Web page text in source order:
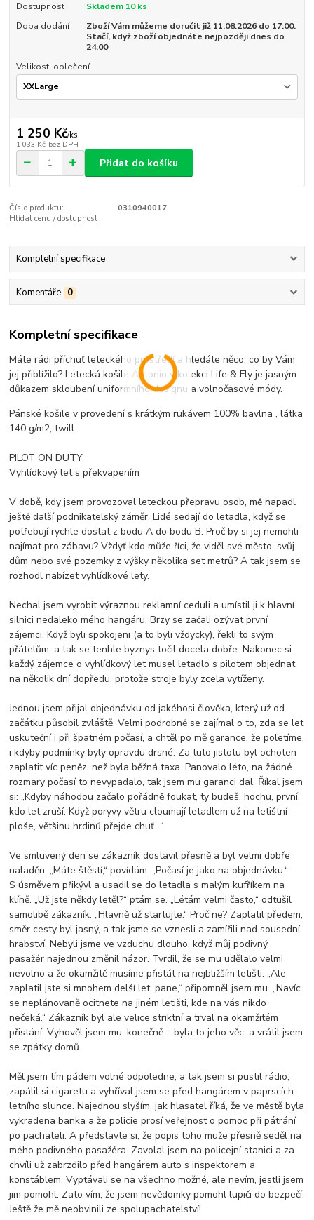
Dostupnost
Skladem 10 ks
Doba dodání
Zboží Vám můžeme doručit již 11.08.2026 do 17:00.
Stačí, když zboží objednáte nejpozději dnes do
24:00
Velikosti oblečení
1 250 Kč/ks
1 033 Kč bez DPH
Přidat do košíku
Číslo produktu:
0310940017
Hlídat cenu / dostupnost
Kompletní specifikace
Komentáře 0
Kompletní specifikace
Máte rádi příchuť leteckého prostředí a hledáte něco, co by Vám
jej přiblížilo? Letecká košile Antonio v kolekci Life & Fly je jasným
důkazem skloubení uniformního designu a volnočasové módy.
Pánské košile v provedení s krátkým rukávem 100% bavlna , látka
140 g/m2, twill
PILOT ON DUTY
Vyhlídkový let s překvapením
V době, kdy jsem provozoval leteckou přepravu osob, mě napadl
ještě další podnikatelský záměr. Lidé sedají do letadla, když se
potřebují rychle dostat z bodu A do bodu B. Proč by si jej nemohli
najímat pro zábavu? Vždyť kdo může říci, že viděl své město, svůj
dům nebo své pozemky z výšky několika set metrů? A tak jsem se
rozhodl nabízet vyhlídkové lety.
Nechal jsem vyrobit výraznou reklamní ceduli a umístil ji k hlavní
silnici nedaleko mého hangáru. Brzy se začali ozývat první
zájemci. Když byli spokojeni (a to byli vždycky), řekli to svým
přátelům, a tak se tenhle byznys točil docela dobře. Nakonec si
každý zájemce o vyhlídkový let musel letadlo s pilotem objednat
na několik dní dopředu, protože stroje byly zcela vytíženy.
Jednou jsem přijal objednávku od jakéhosi člověka, který už od
začátku působil zvláště. Velmi podrobně se zajímal o to, zda se let
uskuteční i při špatném počasí, a chtěl po mě garance, že poletíme,
i kdyby podmínky byly opravdu drsné. Za tuto jistotu byl ochoten
zaplatit víc peněz, než byla běžná taxa. Panovalo léto, na žádné
rozmary počasí to nevypadalo, tak jsem mu garanci dal. Říkal jsem
si: „Kdyby náhodou začalo pořádně foukat, ty budeš, hochu, první,
kdo let zruší. Když poryvy větru cloumají letadlem už na letištní
ploše, většinu hrdinů přejde chuť…“
Ve smluvený den se zákazník dostavil přesně a byl velmi dobře
naladěn. „Máte štěstí,“ povídám. „Počasí je jako na objednávku.“
S úsměvem přikývl a usadil se do letadla s malým kufříkem na
klíně. „Už jste někdy letěl?“ ptám se. „Létám velmi často,“ odtušil
samolibě zákazník. „Hlavně už startujte.“ Proč ne? Zaplatil předem,
směr cesty byl jasný, a tak jsme se vznesli a zamířili nad sousední
hrabství. Nebyli jsme ve vzduchu dlouho, když můj podivný
pasažér najednou změnil názor. Tvrdil, že se mu udělalo velmi
nevolno a že okamžitě musíme přistát na nejbližším letišti. „Ale
zaplatil jste si mnohem delší let, pane,“ připomněl jsem mu. „Navíc
se neplánovaně ocitnete na jiném letišti, kde na vás nikdo
nečeká.“ Zákazník byl ale velice striktní a trval na okamžitém
přistání. Vyhověl jsem mu, konečně – byla to jeho věc, a vrátil jsem
se zpátky domů.
Měl jsem tím pádem volné odpoledne, a tak jsem si pustil rádio,
zapálil si cigaretu a vyhříval jsem se před hangárem v paprscích
letního slunce. Najednou slyším, jak hlasatel říká, že ve městě byla
vykradena banka a že policie prosí veřejnost o pomoc při pátrání
po pachateli. A představte si, že popis toho muže přesně seděl na
mého podivného pasažéra. Zavolal jsem na policejní stanici a za
chvíli už zabrzdilo před hangárem auto s inspektorem a
konstáblem. Vyptávali se na všechno možné, ale nevím, jestli jsem
jim pomohl. Zato vím, že jsem nevědomky pomohl lupiči do bezpečí.
Ještě že mě neobvinili ze spolupachatelství!